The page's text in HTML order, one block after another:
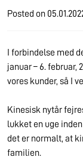
Posted on
I forbindelse med
januar – 6. februar,
vores kunder, så I
Kinesisk nytår
lukket en uge
det er normalt, at
familien.